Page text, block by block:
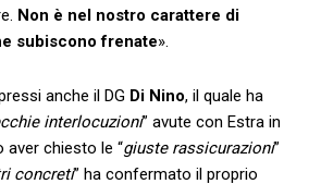
Non è nel nostro carattere di
subiscono frenate».
anche il DG Di Nino, il quale ha
interlocuzioni” avute con Estra in
aver chiesto le “giuste rassicurazioni”
concreti” ha confermato il proprio